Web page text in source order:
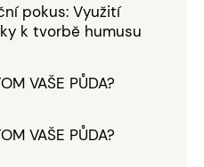
pokus: Využití
k tvorbě humusu
VAŠE PŮDA?
VAŠE PŮDA?